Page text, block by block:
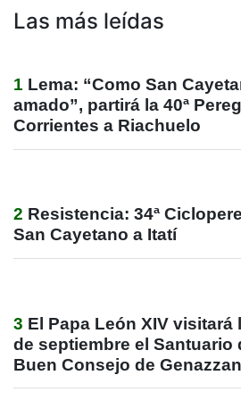
Las más leídas
1 Lema: “Como San
amado”, partirá la 40ª
Corrientes a Riachuelo
2 Resistencia: 34ª
San Cayetano a Itatí
3 El Papa León XIV
de septiembre el Santuario
Buen Consejo de